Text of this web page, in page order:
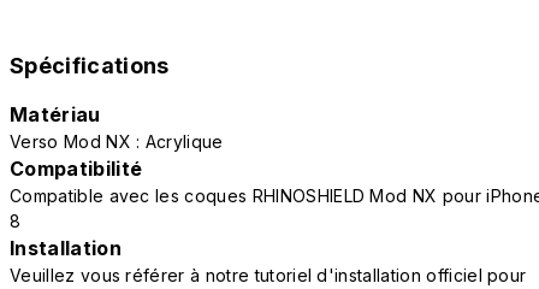
Spécifications
Matériau
Verso Mod NX : Acrylique
Compatibilité
Compatible avec les coques RHINOSHIELD Mod NX pour
8
Installation
Veuillez vous référer à notre tutoriel d'installation officiel pour